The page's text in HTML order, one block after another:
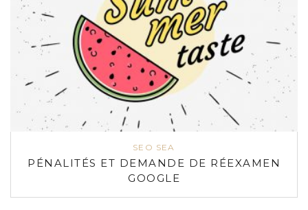
SEO SEA
PÉNALITÉS ET DEMANDE DE RÉEXAMEN
GOOGLE